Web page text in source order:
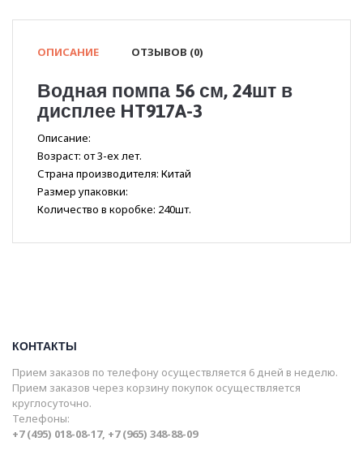
ОПИСАНИЕ ОТЗЫВОВ (0)
Водная помпа 56 см, 24шт в
дисплее HT917A-3
Описание:
Возраст: от 3-ех лет.
Страна производителя: Китай
Размер упаковки:
Количество в коробке: 240шт.
КОНТАКТЫ
Прием заказов по телефону осуществляется 6 дней в неделю.
Прием заказов через корзину покупок осуществляется
круглосуточно.
Телефоны:
+7 (495) 018-08-17, +7 (965) 348-88-09